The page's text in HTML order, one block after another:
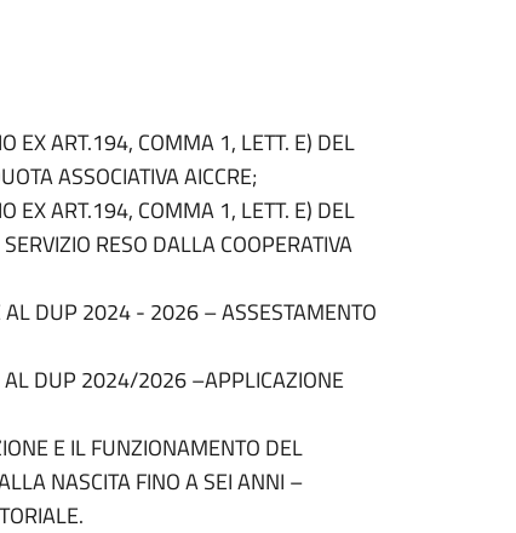
EX ART.194, COMMA 1, LETT. E) DEL
ASSOCIATIVA AICCRE;
EX ART.194, COMMA 1, LETT. E) DEL
RESO DALLA COOPERATIVA
DUP 2024 - 2026 – ASSESTAMENTO
AL DUP 2024/2026 –APPLICAZIONE
E IL FUNZIONAMENTO DEL
NASCITA FINO A SEI ANNI –